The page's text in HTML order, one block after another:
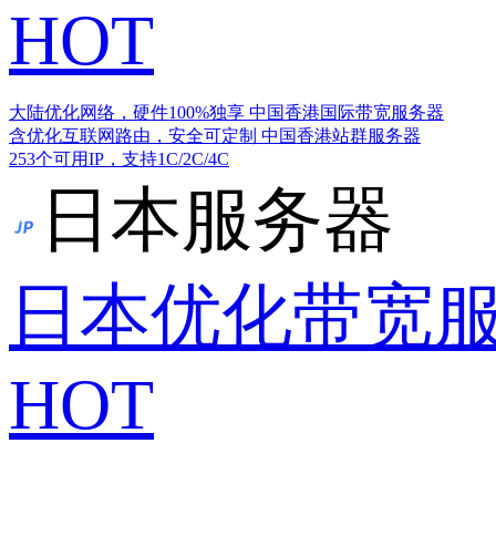
HOT
大陆优化网络，硬件100%独享 中国香港国际带宽服务器
含优化互联网路由，安全可定制 中国香港站群服务器
253个可用IP，支持1C/2C/4C
日本服务器
日本优化带宽
HOT